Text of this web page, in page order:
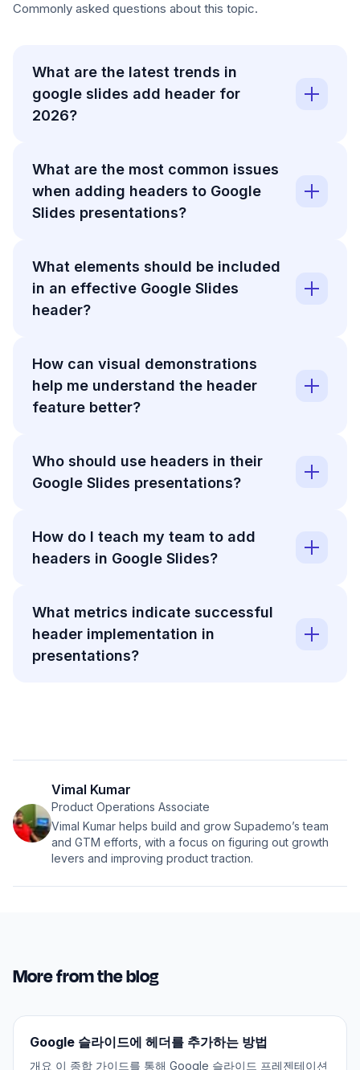
Commonly asked questions about this topic.
What are the latest trends in
google slides add header for
2026?
What are the most common issues
when adding headers to Google
Slides presentations?
What elements should be included
in an effective Google Slides
header?
How can visual demonstrations
help me understand the header
feature better?
Who should use headers in their
Google Slides presentations?
How do I teach my team to add
headers in Google Slides?
What metrics indicate successful
header implementation in
presentations?
Vimal Kumar
Product Operations Associate
Vimal Kumar helps build and grow Supademo’s team
and GTM efforts, with a focus on figuring out growth
levers and improving product traction.
More from the blog
Google 슬라이드에 헤더를 추가하는 방법
개요 이 종합 가이드를 통해 Google 슬라이드 프레젠테이션